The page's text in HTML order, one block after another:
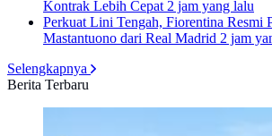
Kontrak Lebih Cepat 2 jam yang lalu
Perkuat Lini Tengah, Fiorentina Resmi
Mastantuono dari Real Madrid 2 jam
Selengkapnya
Berita Terbaru